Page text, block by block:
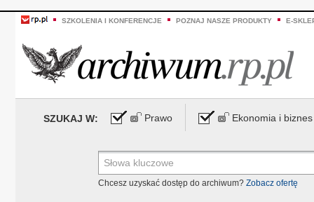
SZKOLENIA I KONFERENCJE POZNAJ NASZE PRODUKTY E-
SZUKAJ W: Prawo Ekonomia i biznes
Chcesz uzyskać dostęp do archiwum? Zobacz ofertę